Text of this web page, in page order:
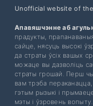
Unofficial website of
Апавяшчэнне аб
прадукты,
сайце, нясуць высокі
да страты ўсіх вашых
можаце вы дазволіць
страты грошай. Перш
вам трэба
гэтым рызыкі і
мэты і ўзровень вопыту.